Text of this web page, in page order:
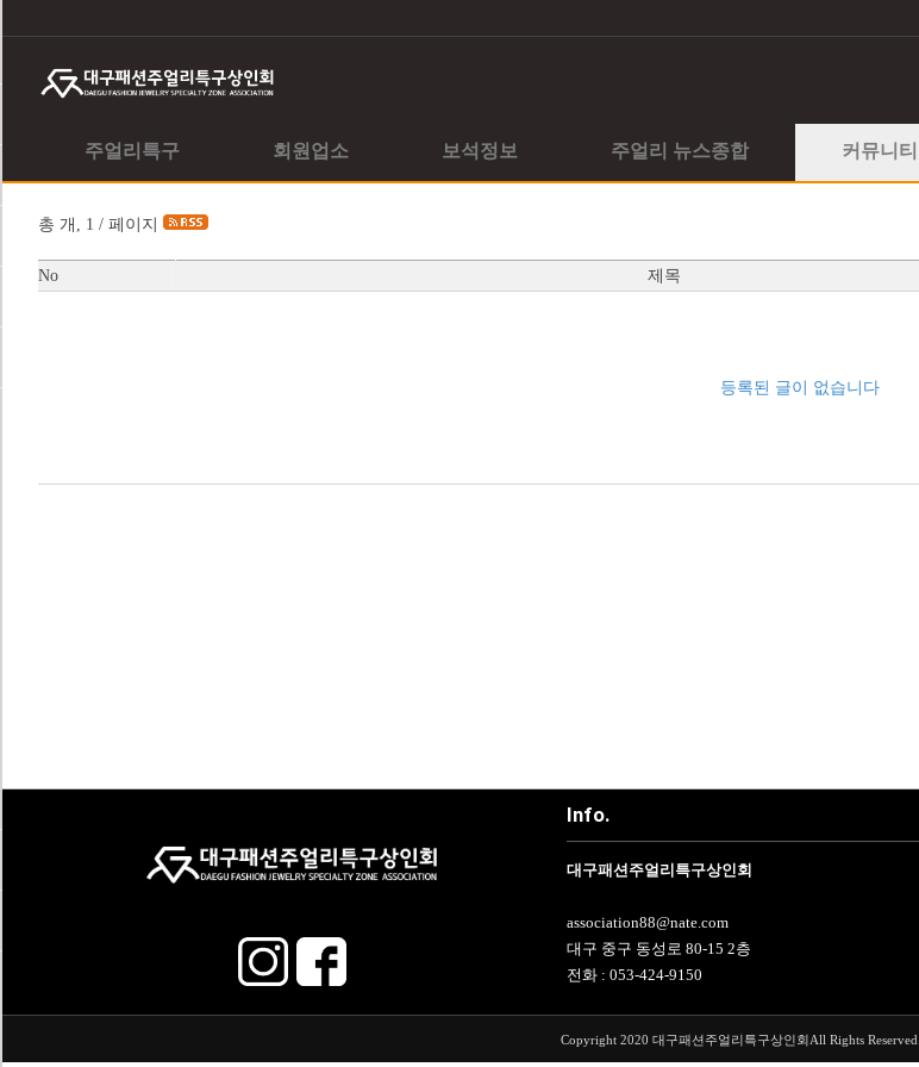
주얼리특구 회원업소 보석정보 주얼리 뉴스종합 커뮤니티
총 개, 1 / 페이지
No 제목
등록된 글이 없습니다
Info.
대구패션주얼리특구상인회
association88@nate.com
대구 중구 동성로 80-15 2층
전화 : 053-424-9150
Copyright 2020 대구패션주얼리특구상인회All Rights Reserved.